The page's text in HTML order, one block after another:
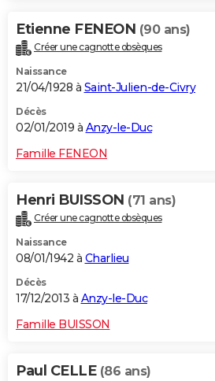
Etienne FENEON (90 ans)
Créer une cagnotte obsèques
Naissance
21/04/1928 à Saint-Julien-de-Civry
Décès
02/01/2019 à Anzy-le-Duc
Famille FENEON
Henri BUISSON (71 ans)
Créer une cagnotte obsèques
Naissance
08/01/1942 à Charlieu
Décès
17/12/2013 à Anzy-le-Duc
Famille BUISSON
Paul CELLE (86 ans)